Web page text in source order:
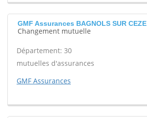
GMF Assurances BAGNOLS SUR CEZE
Changement mutuelle
Département: 30
mutuelles d'assurances
GMF Assurances